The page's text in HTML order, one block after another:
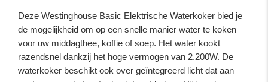
Deze Westinghouse Basic Elektrische Waterkoker bied je
de mogelijkheid om op een snelle manier water te koken
voor uw middagthee, koffie of soep. Het water kookt
razendsnel dankzij het hoge vermogen van 2.200W. De
waterkoker beschikt ook over geïntegreerd licht dat aan